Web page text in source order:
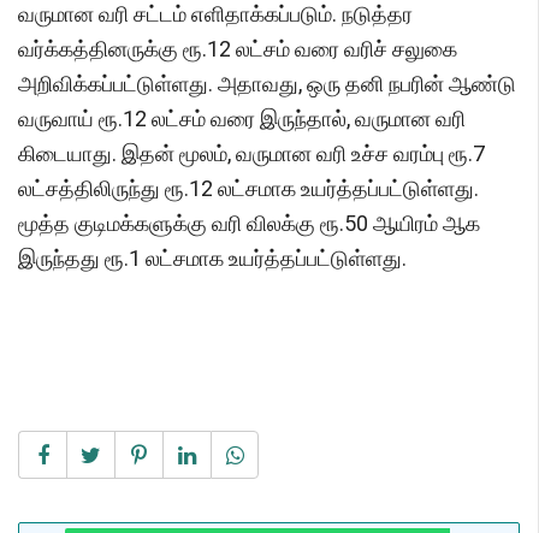
வருமான வரி சட்டம் எளிதாக்கப்படும். நடுத்தர
வர்க்கத்தினருக்கு ரூ.12 லட்சம் வரை வரிச் சலுகை
அறிவிக்கப்பட்டுள்ளது. அதாவது, ஒரு தனி நபரின் ஆண்டு
வருவாய் ரூ.12 லட்சம் வரை இருந்தால், வருமான வரி
கிடையாது. இதன் மூலம், வருமான வரி உச்ச வரம்பு ரூ.7
லட்சத்திலிருந்து ரூ.12 லட்சமாக உயர்த்தப்பட்டுள்ளது.
மூத்த குடிமக்களுக்கு வரி விலக்கு ரூ.50 ஆயிரம் ஆக
இருந்தது ரூ.1 லட்சமாக உயர்த்தப்பட்டுள்ளது.